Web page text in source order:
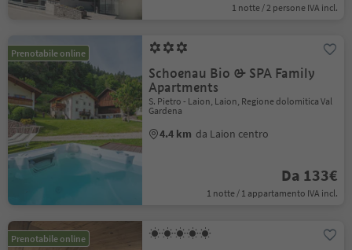
1 notte / 2 persone IVA incl.
Prenotabile online
Schoenau Bio & SPA Family
Apartments
S. Pietro - Laion, Laion, Regione dolomitica Val
Gardena
4.4 km da Laion centro
Da 133€
1 notte / 1 appartamento IVA incl.
Prenotabile online